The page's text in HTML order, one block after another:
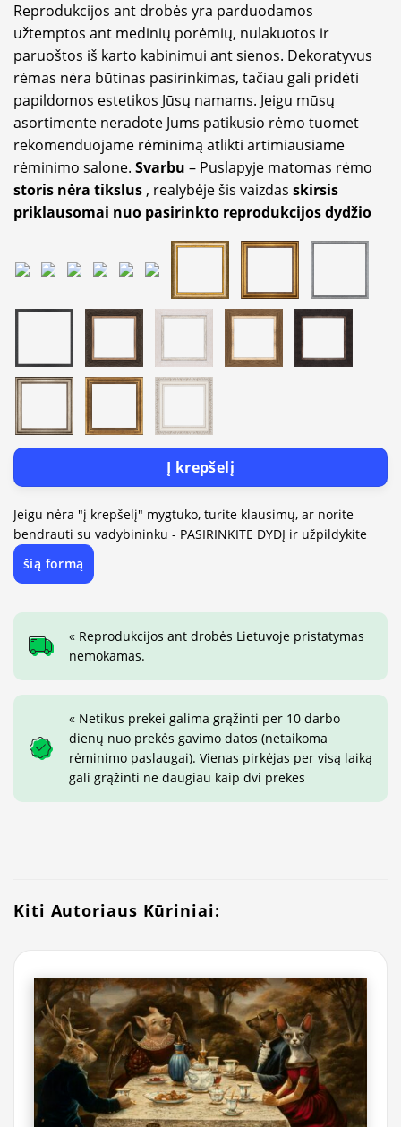
Reprodukcijos ant drobės yra parduodamos
užtemptos ant medinių porėmių, nulakuotos ir
paruoštos iš karto kabinimui ant sienos. Dekoratyvus
rėmas nėra būtinas pasirinkimas, tačiau gali pridėti
papildomos estetikos Jūsų namams. Jeigu mūsų
asortimente neradote Jums patikusio rėmo tuomet
rekomenduojame rėminimą atlikti artimiausiame
rėminimo salone. Svarbu – Puslapyje matomas rėmo
storis nėra tikslus, realybėje šis vaizdas skirsis
priklausomai nuo pasirinkto reprodukcijos dydžio
Į krepšelį
Jeigu nėra "į krepšelį" mygtuko, turite klausimų, ar norite
bendrauti su vadybininku - PASIRINKITE DYDĮ ir užpildykite
šią formą
« Reprodukcijos ant drobės Lietuvoje pristatymas
nemokamas.
« Netikus prekei galima grąžinti per 10 darbo
dienų nuo prekės gavimo datos (netaikoma
rėminimo paslaugai). Vienas pirkėjas per visą laiką
gali grąžinti ne daugiau kaip dvi prekes
Kiti Autoriaus Kūriniai: